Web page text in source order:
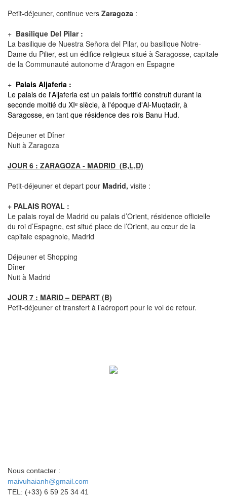
Petit-déjeuner, continue vers Zaragoza :
+ Basilique Del Pilar :
La basilique de Nuestra Señora del Pilar, ou basilique Notre-
Dame du Pilier, est un édifice religieux situé à Saragosse, capitale
de la Communauté autonome d'Aragon en Espagne
+ Palais Aljaferia :
Le palais de l'Aljaferia est un palais fortifié construit durant la
seconde moitié du XIᵉ siècle, à l'époque d'Al-Muqtadir, à
Saragosse, en tant que résidence des rois Banu Hud.
Déjeuner et Dîner
Nuit à Zaragoza
JOUR 6 : ZARAGOZA - MADRID (B,L,D)
Petit-déjeuner et depart pour Madrid, visite :
+ PALAIS ROYAL :
Le palais royal de Madrid ou palais d’Orient, résidence officielle
du roi d’Espagne, est situé place de l’Orient, au cœur de la
capitale espagnole, Madrid
Déjeuner et Shopping
Dîner
Nuit à Madrid
JOUR 7 : MARID – DEPART (B)
Petit-déjeuner et transfert à l’aéroport pour le vol de retour.
Nous contacter :
maivuhaianh@gmail.com
TEL: (+33) 6 59 25 34 41